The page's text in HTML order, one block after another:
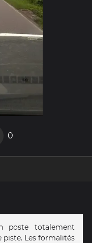
0
poste totalement
piste. Les formalités